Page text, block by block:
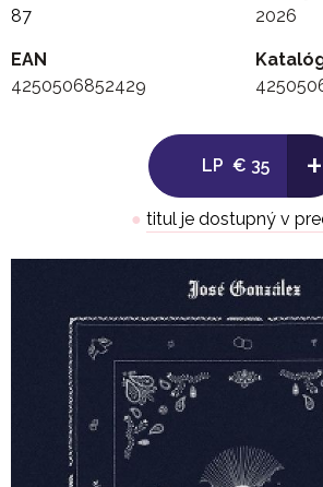
87
2026
EAN
4250506852429
LP € 35 +
● titul je dostupný v